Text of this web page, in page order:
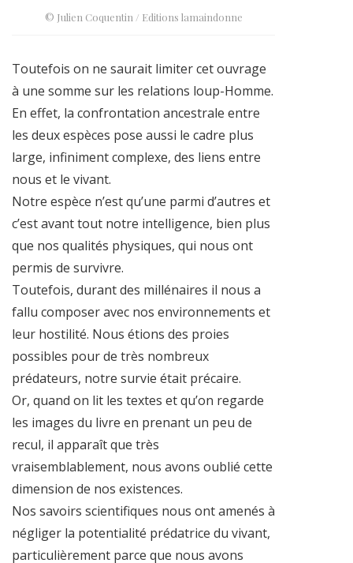
© Julien Coquentin / Editions lamaindonne
Toutefois on ne saurait limiter cet ouvrage
à une somme sur les relations loup-Homme.
En effet, la confrontation ancestrale entre
les deux espèces pose aussi le cadre plus
large, infiniment complexe, des liens entre
nous et le vivant.
Notre espèce n’est qu’une parmi d’autres et
c’est avant tout notre intelligence, bien plus
que nos qualités physiques, qui nous ont
permis de survivre.
Toutefois, durant des millénaires il nous a
fallu composer avec nos environnements et
leur hostilité. Nous étions des proies
possibles pour de très nombreux
prédateurs, notre survie était précaire.
Or, quand on lit les textes et qu’on regarde
les images du livre en prenant un peu de
recul, il apparaît que très
vraisemblablement, nous avons oublié cette
dimension de nos existences.
Nos savoirs scientifiques nous ont amenés à
négliger la potentialité prédatrice du vivant,
particulièrement parce que nous avons